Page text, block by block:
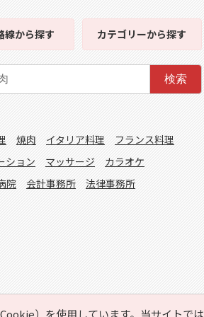
）を使用しています。当サイトでは
線から探す カテゴリーから探す
検索
焼肉 イタリア料理
フランス料理
ション マッサージ
カラオケ
院 会計事務所 法律事務所